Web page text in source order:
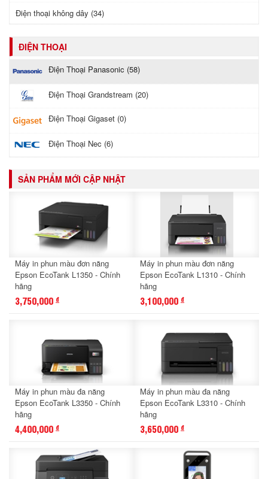
Điện thoại không dây (34)
ĐIỆN THOẠI
Điện Thoại Panasonic (58)
Điện Thoại Grandstream (20)
Điện Thoại Gigaset (0)
Điện Thoại Nec (6)
SẢN PHẨM MỚI CẬP NHẬT
Máy in phun màu đơn năng
Epson EcoTank L1350 - Chính
hãng
3,750,000 đ
Máy in phun màu đơn năng
Epson EcoTank L1310 - Chính
hãng
3,100,000 đ
Máy in phun màu đa năng
Epson EcoTank L3350 - Chính
hãng
4,400,000 đ
Máy in phun màu đa năng
Epson EcoTank L3310 - Chính
hãng
3,650,000 đ